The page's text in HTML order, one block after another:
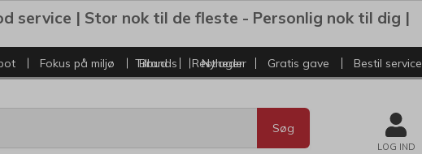
service | Stor nok til de fleste - Personlig nok til dig |
Fokus på miljø Brands Nyheder
Tilbud Restlager Gratis gave Bestil service
Søg
LOG IND